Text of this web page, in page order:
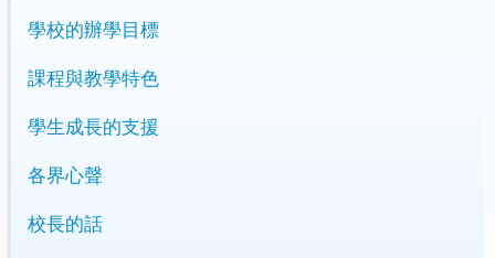
學校的辦學目標
課程與教學特色
學生成長的支援
各界心聲
校長的話